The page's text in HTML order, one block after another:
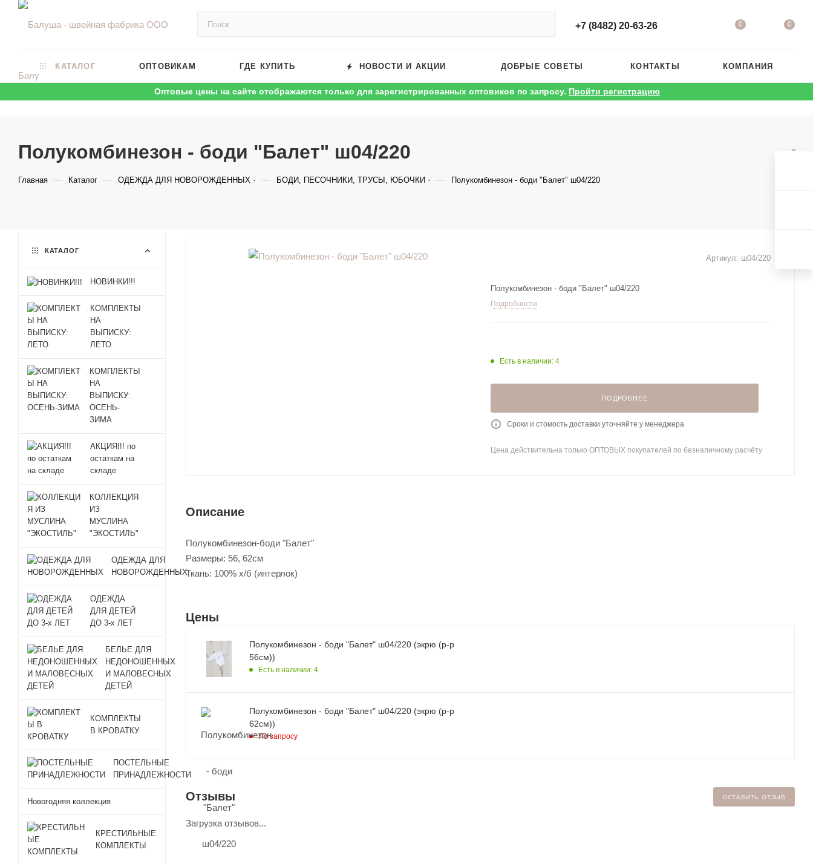
+7 (8482) 20-63-26 0 0
КАТАЛОГ ОПТОВИКАМ ГДЕ КУПИТЬ НОВОСТИ И АКЦИИ ДОБРЫЕ СОВЕТЫ КОНТАКТЫ КОМПАНИЯ
Оптовые цены на сайте отображаются только для зарегистрированных оптовиков по запросу. Пройти регистрацию
Полукомбинезон - боди "Балет" ш04/220
Главная — Каталог — ОДЕЖДА ДЛЯ НОВОРОЖДЕННЫХ — БОДИ, ПЕСОЧНИКИ, ТРУСЫ, ЮБОЧКИ — Полукомбинезон - боди "Балет" ш04/220
Артикул: ш04/220
Полукомбинезон - боди "Балет" ш04/220
Подробности
Есть в наличии: 4
ПОДРОБНЕЕ
Сроки и стомость доставки уточняйте у менеджера
Цена действительна только ОПТОВЫХ покупателей по безналичному расчёту
Описание
Полукомбинезон-боди "Балет"
Размеры: 56, 62см
Ткань: 100% х/б (интерлок)
Цены
Полукомбинезон - боди "Балет" ш04/220 (экрю (р-р
56см))
Есть в наличии: 4
Полукомбинезон - боди "Балет" ш04/220 (экрю (р-р
62см))
По запросу
Отзывы ОСТАВИТЬ ОТЗЫВ
Загрузка отзывов...
КАТАЛОГ
НОВИНКИ!!!
КОМПЛЕКТЫ
НА
ВЫПИСКУ:
ЛЕТО
КОМПЛЕКТЫ
НА
ВЫПИСКУ:
ОСЕНЬ-
ЗИМА
АКЦИЯ!!! по
остаткам на
складе
КОЛЛЕКЦИЯ
ИЗ
МУСЛИНА
"ЭКОСТИЛЬ"
ОДЕЖДА ДЛЯ
НОВОРОЖДЕННЫХ
ОДЕЖДА
ДЛЯ ДЕТЕЙ
ДО 3-х ЛЕТ
БЕЛЬЕ ДЛЯ
НЕДОНОШЕННЫХ
И МАЛОВЕСНЫХ
ДЕТЕЙ
КОМПЛЕКТЫ
В КРОВАТКУ
ПОСТЕЛЬНЫЕ
ПРИНАДЛЕЖНОСТИ
Новогодняя коллекция
КРЕСТИЛЬНЫЕ
КОМПЛЕКТЫ